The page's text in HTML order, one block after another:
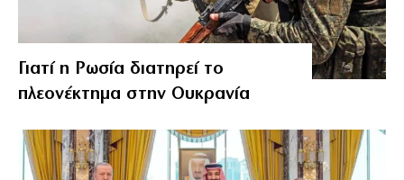
Γιατί η Ρωσία διατηρεί το
πλεονέκτημα στην Ουκρανία